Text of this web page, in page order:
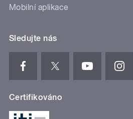
Mobilní aplikace
Sledujte nás
Certifikováno